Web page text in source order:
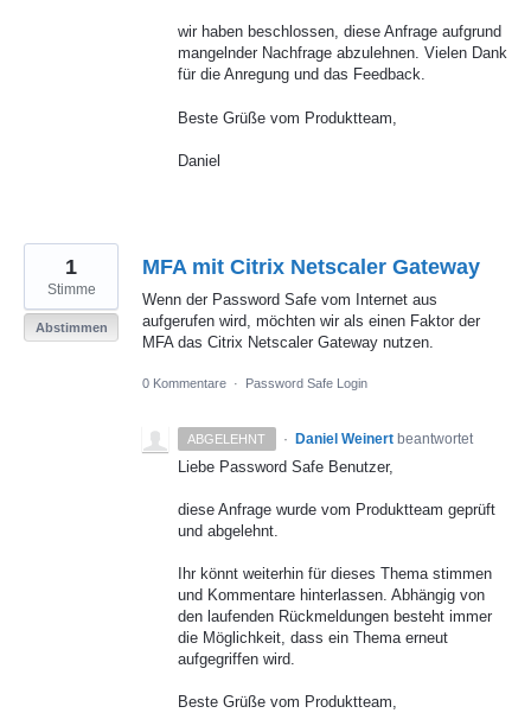
wir haben beschlossen, diese Anfrage aufgrund
mangelnder Nachfrage abzulehnen. Vielen Dank
für die Anregung und das Feedback.
Beste Grüße vom Produktteam,
Daniel
MFA mit Citrix Netscaler Gateway
Wenn der Password Safe vom Internet aus
aufgerufen wird, möchten wir als einen Faktor der
MFA das Citrix Netscaler Gateway nutzen.
1
Stimme
Abstimmen
0 Kommentare · Password Safe Login
ABGELEHNT · Daniel Weinert beantwortet
Liebe Password Safe Benutzer,
diese Anfrage wurde vom Produktteam geprüft
und abgelehnt.
Ihr könnt weiterhin für dieses Thema stimmen
und Kommentare hinterlassen. Abhängig von
den laufenden Rückmeldungen besteht immer
die Möglichkeit, dass ein Thema erneut
aufgegriffen wird.
Beste Grüße vom Produktteam,